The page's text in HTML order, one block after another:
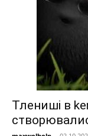
Тлениші в